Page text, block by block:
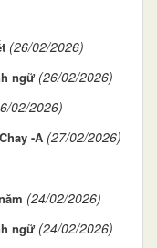
(26/02/2026)
ngữ (26/02/2026)
02/2026)
-A (27/02/2026)
(24/02/2026)
ngữ (24/02/2026)